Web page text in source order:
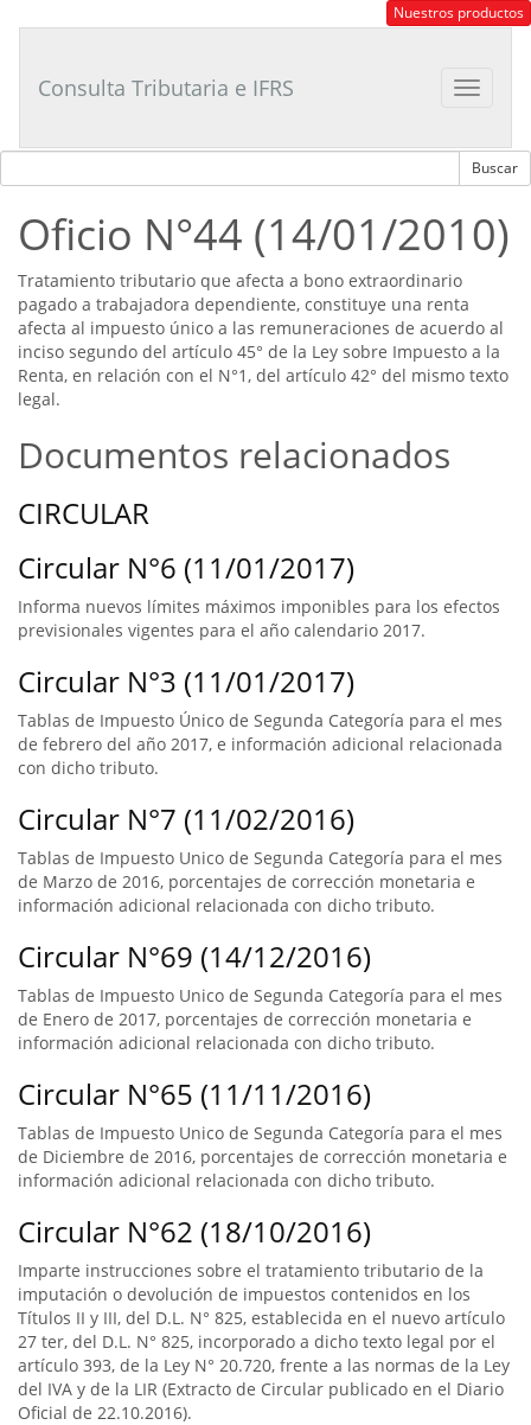
Tributario
Nuestros productos
Toggle
Consulta Tributaria e IFRS
Oficio N°44 (14/01/2010)
Tratamiento tributario que afecta a bono extraordinario
pagado a trabajadora dependiente, constituye una renta
afecta al impuesto único a las remuneraciones de acuerdo al
inciso segundo del artículo 45° de la Ley sobre Impuesto a la
Renta, en relación con el N°1, del artículo 42° del mismo texto
legal.
Documentos relacionados
CIRCULAR
Circular N°6 (11/01/2017)
Informa nuevos límites máximos imponibles para los efectos
previsionales vigentes para el año calendario 2017.
Circular N°3 (11/01/2017)
Tablas de Impuesto Único de Segunda Categoría para el mes
de febrero del año 2017, e información adicional relacionada
con dicho tributo.
Circular N°7 (11/02/2016)
Tablas de Impuesto Unico de Segunda Categoría para el mes
de Marzo de 2016, porcentajes de corrección monetaria e
información adicional relacionada con dicho tributo.
Circular N°69 (14/12/2016)
Tablas de Impuesto Unico de Segunda Categoría para el mes
de Enero de 2017, porcentajes de corrección monetaria e
información adicional relacionada con dicho tributo.
Circular N°65 (11/11/2016)
Tablas de Impuesto Unico de Segunda Categoría para el mes
de Diciembre de 2016, porcentajes de corrección monetaria e
información adicional relacionada con dicho tributo.
Circular N°62 (18/10/2016)
Imparte instrucciones sobre el tratamiento tributario de la
imputación o devolución de impuestos contenidos en los
Títulos II y III, del D.L. N° 825, establecida en el nuevo artículo
27 ter, del D.L. N° 825, incorporado a dicho texto legal por el
artículo 393, de la Ley N° 20.720, frente a las normas de la Ley
del IVA y de la LIR (Extracto de Circular publicado en el Diario
Oficial de 22.10.2016).